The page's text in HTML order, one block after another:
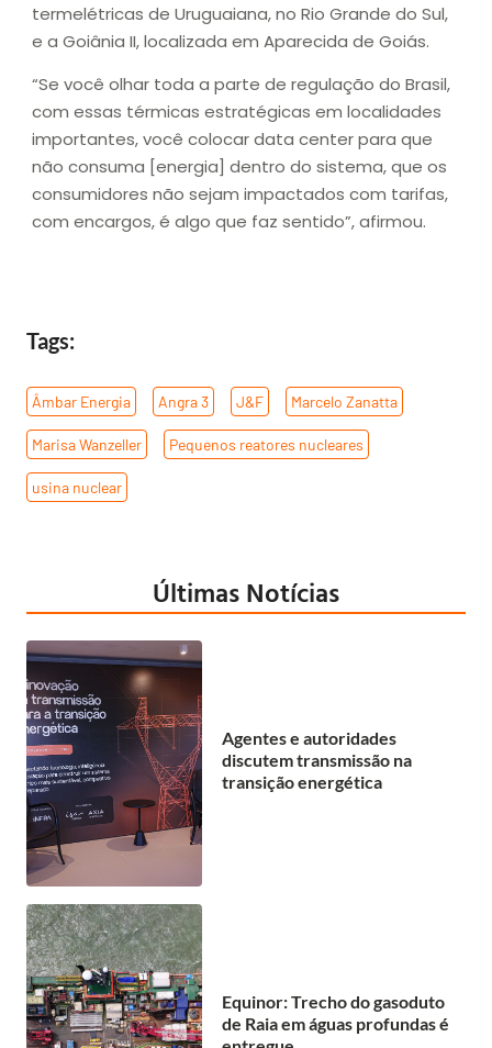
termelétricas de Uruguaiana, no Rio Grande do Sul,
e a Goiânia II, localizada em Aparecida de Goiás.
“Se você olhar toda a parte de regulação do Brasil,
com essas térmicas estratégicas em localidades
importantes, você colocar data center para que
não consuma [energia] dentro do sistema, que os
consumidores não sejam impactados com tarifas,
com encargos, é algo que faz sentido”, afirmou.
Tags:
Âmbar Energia Angra 3 J&F Marcelo Zanatta
Marisa Wanzeller Pequenos reatores nucleares
usina nuclear
Últimas Notícias
Agentes e autoridades
discutem transmissão na
transição energética
Equinor: Trecho do gasoduto
de Raia em águas profundas é